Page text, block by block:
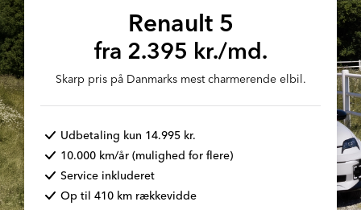
Renault 5
fra 2.395 kr./md.
Skarp pris på Danmarks mest charmerende elbil.
Udbetaling kun 14.995 kr.
10.000 km/år (mulighed for flere)
Service inkluderet
Op til 410 km rækkevidde